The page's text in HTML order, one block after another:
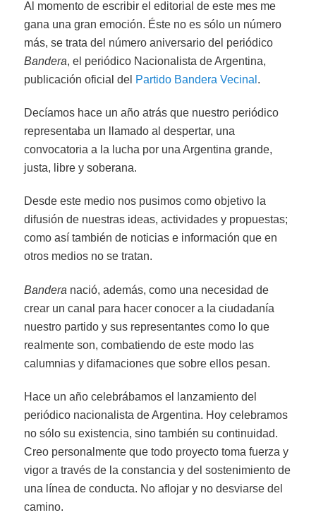
Al momento de escribir el editorial de este mes me
gana una gran emoción. Éste no es sólo un número
más, se trata del número aniversario del periódico
Bandera, el periódico Nacionalista de Argentina,
publicación oficial del Partido Bandera Vecinal .
Decíamos hace un año atrás que nuestro periódico
representaba un llamado al despertar, una
convocatoria a la lucha por una Argentina grande,
justa, libre y soberana.
Desde este medio nos pusimos como objetivo la
difusión de nuestras ideas, actividades y propuestas;
como así también de noticias e información que en
otros medios no se tratan.
Bandera nació, además, como una necesidad de
crear un canal para hacer conocer a la ciudadanía
nuestro partido y sus representantes como lo que
realmente son, combatiendo de este modo las
calumnias y difamaciones que sobre ellos pesan.
Hace un año celebrábamos el lanzamiento del
periódico nacionalista de Argentina. Hoy celebramos
no sólo su existencia, sino también su continuidad.
Creo personalmente que todo proyecto toma fuerza y
vigor a través de la constancia y del sostenimiento de
una línea de conducta. No aflojar y no desviarse del
camino.